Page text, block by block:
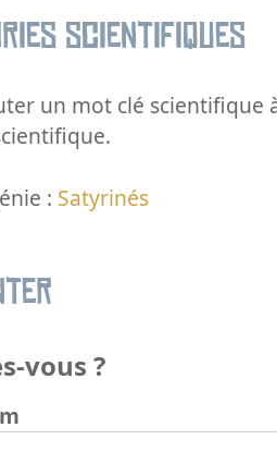
scientifiques
un mot clé scientifique
: Satyrinés
vous ?